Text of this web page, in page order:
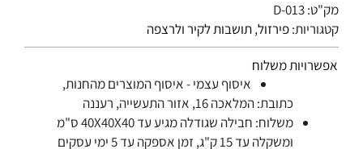
85/85
מק"ט:D-013
קטגוריות:פירזול,תושבות לקיר ולרצפה
אפשרויות משלוח
איסוף עצמי - איסוף המוצרים מהחנות,
כתובת: המלאכה 16, אזור התעשייה, רעננה
משלוח: חבילה שגודלה מגיע עד 40X40X40 ס"מ
ומשקלה עד 15 ק"ג, זמן אספקה עד 5 ימי עסקים